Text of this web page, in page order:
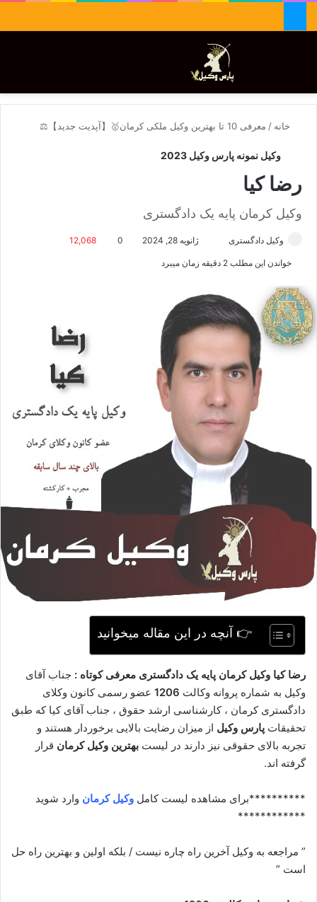
تغییر پوسته
خانه / معرفی 10 تا بهترین وکیل ملکی کرمان🥇【آپدیت جدید】⚖️
وکیل نمونه پارس وکیل 2023
رضا کیا
وکیل کرمان پایه یک دادگستری
وکیل دادگستری
ل
ا
ژانویه 28, 2024 0
12,068
خواندن این مطلب 2 دقیقه زمان میبرد
👉 آنچه در این مقاله میخوانید
رضا کیا وکیل کرمان پایه یک دادگستری معرفی کوتاه : جناب آقای
وکیل به شماره پروانه وکالت 1206 عضو رسمی کانون وکلای
دادگستری کرمان ، کارشناسی ارشد حقوق ، جناب آقای کیا که طبق
تحقیقات پارس وکیل از میزان رضایت بالایی برخوردار هستند و
تجربه بالای حقوقی نیز دارند در لیست بهترین وکیل کرمان قرار
گرفته اند.
**********برای مشاهده لیست کامل وکیل کرمان وارد شوید
************
” مراجعه به وکیل آخرین راه چاره نیست / بلکه اولین و بهترین راه حل
است ”